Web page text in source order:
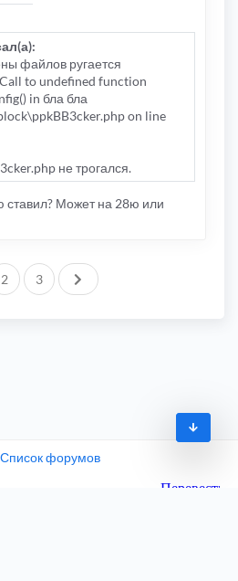
файлов ругается
to undefined function
in бла бла
on line
не трогался.
ставил? Может на 28ю или
2 3 След.
Список форумов